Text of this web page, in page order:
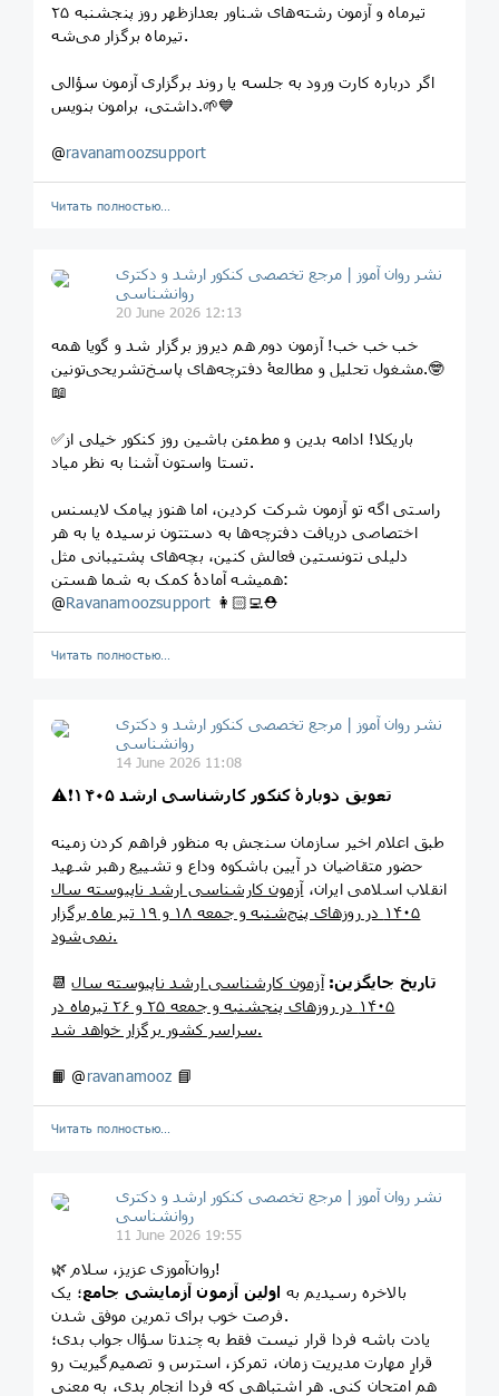
تیرماه و آزمون رشته‌های شناور بعدازظهر روز پنجشنبه ۲۵
تیرماه برگزار می‌شه.
اگر درباره کارت ورود به جلسه یا روند برگزاری آزمون سؤالی
داشتی، برامون بنویس.🌱💙
@ravanamoozsupport
Читать полностью…
نشر روان‌ آموز | مرجع تخصصی کنکور ارشد و دکتری
روانشناسی
20 June 2026 12:13
خب خب خب! آزمون دوم هم دیروز برگزار شد و گویا همه
مشغول تحلیل و مطالعۀ دفترچه‌های پاسخ‌تشریحی‌تونین.🤓
📖
✅باریکلا! ادامه بدین و مطمئن باشین روز کنکور خیلی از
تستا واستون آشنا به نظر میاد.
راستی اگه تو آزمون شرکت کردین، اما هنوز پیامک لایسنس
اختصاصی دریافت دفترچه‌ها به دستتون نرسیده یا به هر
دلیلی نتونستین فعالش کنین، بچه‌های پشتیبانی مثل
همیشه آمادۀ کمک به شما هستن:
@Ravanamoozsupport 👩🏻‍💻⛑
Читать полностью…
نشر روان‌ آموز | مرجع تخصصی کنکور ارشد و دکتری
روانشناسی
14 June 2026 11:08
⚠️❗️ تعویق دوبارۀ کنکور کارشناسی ارشد ۱۴۰۵
طبق اعلام اخیر سازمان سنجش به منظور فراهم کردن زمینه
حضور متقاضیان در آیین باشکوه وداع و تشییع رهبر شهید
انقلاب اسلامی ایران،آزمون کارشناسی ارشد ناپیوسته سال
۱۴۰۵ در روزهای پنج‌شنبه و جمعه ۱۸ و ۱۹ تیر ماه برگزار
نمی‌شود.
📆 تاریخ جایگزین: آزمون کارشناسی ارشد ناپیوسته سال
۱۴۰۵ در روزهای پنجشنبه و جمعه ۲۵ و ۲۶ تیرماه در
سراسر کشور برگزار خواهد شد.
📙 @ravanamooz 📘
Читать полностью…
نشر روان‌ آموز | مرجع تخصصی کنکور ارشد و دکتری
روانشناسی
11 June 2026 19:55
🌿 روان‌آموزی عزیز، سلام!
بالاخره رسیدیم به اولین آزمون آزمایشی جامع؛ یک
فرصت خوب برای تمرین موفق شدن.
یادت باشه فردا قرار نیست فقط به چندتا سؤال جواب بدی؛
قرارِ مهارت مدیریت زمان، تمرکز، استرس و تصمیم‌گیریت رو
هم امتحان کنی. هر اشتباهی که فردا انجام بدی، به معنی